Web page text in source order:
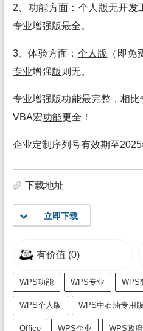
2、 功能方面： 个人 版无开发
专业增强版最全。
3、体验方面： 个人 版 （即免
专业增强版 则无。
专业增强版功能最完整，相比
VBA宏功能更全！
企业定制序列号有效期至
下载地址
立即下载
有价值 (0)
WPS功能 WPS专业 WPS
WPS个人版 WPS中石油专用版
Office WPS企业 WPS政府